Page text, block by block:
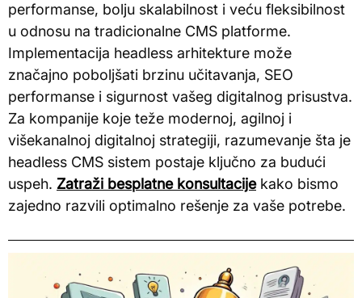
performanse, bolju skalabilnost i veću fleksibilnost
u odnosu na tradicionalne CMS platforme.
Implementacija headless arhitekture može
značajno poboljšati brzinu učitavanja, SEO
performanse i sigurnost vašeg digitalnog prisustva.
Za kompanije koje teže modernoj, agilnoj i
višekanalnoj digitalnoj strategiji, razumevanje šta je
headless CMS sistem postaje ključno za budući
uspeh. Zatraži besplatne konsultacijekako bismo
zajedno razvili optimalno rešenje za vaše potrebe.